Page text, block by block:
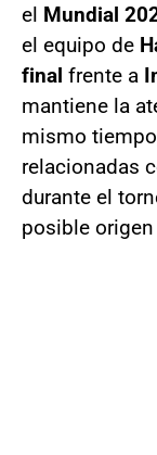
el Mundial
el equipo de
final frente a
mantiene la
mismo
relacionadas
durante el
posible